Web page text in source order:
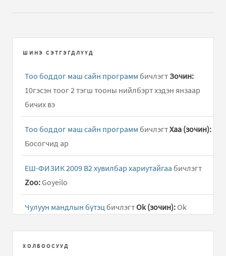
ШИНЭ СЭТГЭГДЛҮҮД
Тоо боддог маш сайн программ бичлэгтЗочин:
10гэсэн тоог 2 тэгш тооны нийлбэрт хэдэн янзаар
бичих вэ
Тоо боддог маш сайн программ бичлэгтХаа (зочин):
Босогчид ар
ЕШ-ФИЗИК 2009 В2 хувилбар хариутайгаа бичлэгт
Zoo: Goyeilo
Чулуун мандлын бүтэц бичлэгтOk (зочин): Ok
Тоо боддог маш сайн программбичлэгтЗочин:1985
x 4 /
ХОЛБООСУУД